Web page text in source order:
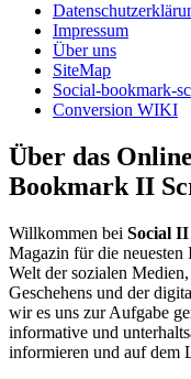
Impressum
Über uns
SiteMap
Social-bookmark-
Conversion WIKI
Über das
Bookmark II
Willkommen bei Social
Magazin für die
Welt der sozialen
Geschehens und der
wir es uns zur Aufgabe
informative und
informieren und auf dem